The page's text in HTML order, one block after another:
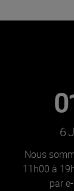
Nous
11h00 à
par